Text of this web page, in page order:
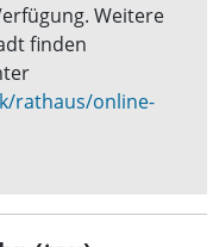
Weitere
finden
rathaus/online-